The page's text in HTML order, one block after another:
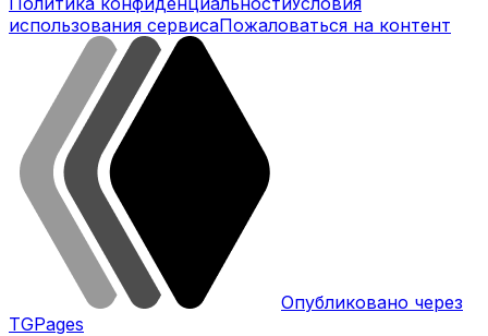
использования сервисаПожаловаться на контент
Опубликовано через
TGPages